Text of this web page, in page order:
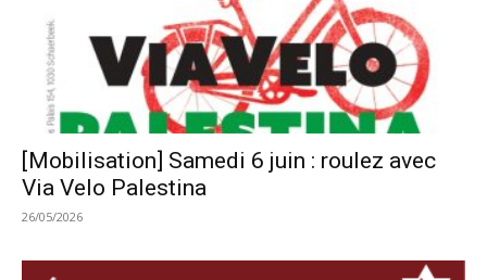
[Mobilisation] Samedi 6 juin : roulez avec
Via Velo Palestina
26/05/2026